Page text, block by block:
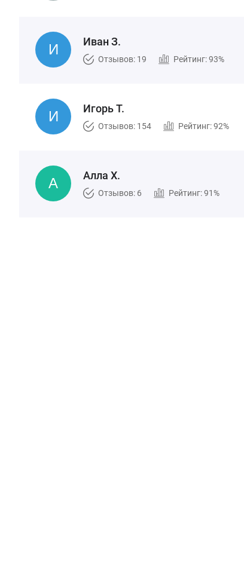
Иван З.
Отзывов: 19 Рейтинг: 93%
Игорь Т.
Отзывов: 154 Рейтинг: 92%
Алла Х.
Отзывов: 6 Рейтинг: 91%